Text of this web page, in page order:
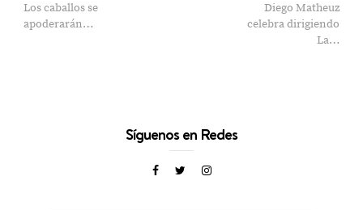
Los caballos se
apoderarán…
Diego Matheuz
celebra dirigiendo
La…
Síguenos en Redes